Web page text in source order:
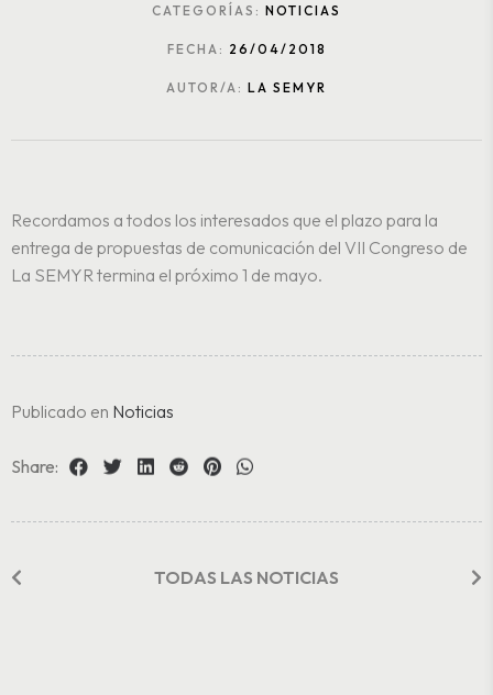
CATEGORÍAS: NOTICIAS
FECHA: 26/04/2018
AUTOR/A: LA SEMYR
Recordamos a todos los interesados que el plazo para la
entrega de propuestas de comunicación del VII Congreso de
La SEMYR termina el próximo 1 de mayo.
Publicado en Noticias
Share:
TODAS LAS NOTICIAS